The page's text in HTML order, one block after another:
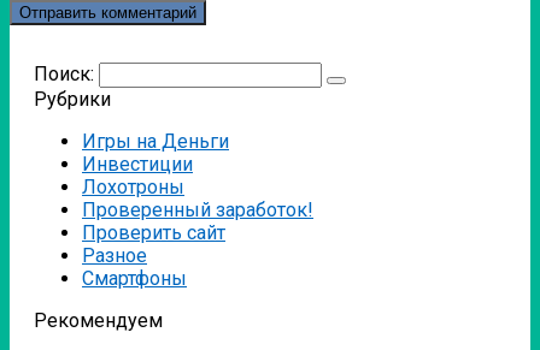
Поиск:
Рубрики
Игры на Деньги
Инвестиции
Лохотроны
Проверенный заработок!
Проверить сайт
Разное
Смартфоны
Рекомендуем